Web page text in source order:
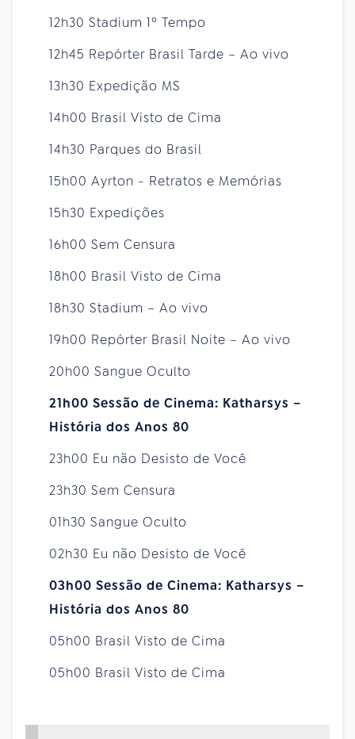
12h30 Stadium 1º Tempo
12h45 Repórter Brasil Tarde – Ao vivo
13h30 Expedição MS
14h00 Brasil Visto de Cima
14h30 Parques do Brasil
15h00 Ayrton - Retratos e Memórias
15h30 Expedições
16h00 Sem Censura
18h00 Brasil Visto de Cima
18h30 Stadium – Ao vivo
19h00 Repórter Brasil Noite – Ao vivo
20h00 Sangue Oculto
21h00 Sessão de Cinema: Katharsys –
História dos Anos 80
23h00 Eu não Desisto de Você
23h30 Sem Censura
01h30 Sangue Oculto
02h30 Eu não Desisto de Você
03h00 Sessão de Cinema: Katharsys –
História dos Anos 80
05h00 Brasil Visto de Cima
05h00 Brasil Visto de Cima